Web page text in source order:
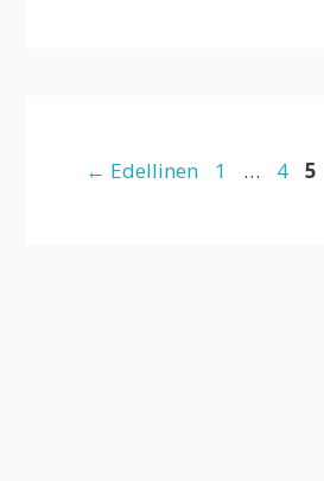
← Edellinen Sivu
1 … Sivu
4 5